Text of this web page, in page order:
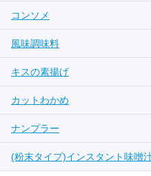
コンソメ
風味調味料
キスの素揚げ
カットわかめ
ナンプラー
(粉末タイプ)インスタント味噌